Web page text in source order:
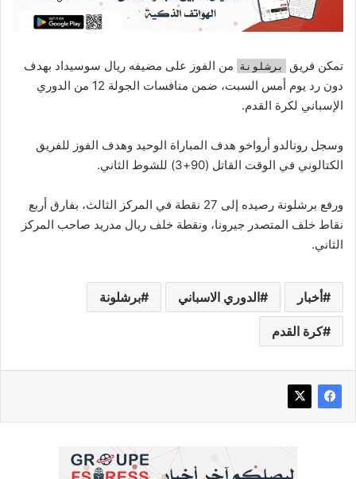
تمكن فريق برشلونة من الفوز على مضيفه ريال سوسيداد بهدف
دون رد يوم أمس السبت، ضمن منافسات الجولة 12 من الدوري
الإسباني لكرة القدم.
وسجل رونالدو أرواخو هدف المباراة الوحيد وهدف الفوز للفريق
الكتالوني في الوقت القاتل (90+3) للشوط الثاني.
ورفع برشلونة رصيده إلى 27 نقطة في المركز الثالث، بفارق أربع
نقاط خلف المتصدر جيرونا، ونقطة خلف ريال مدريد صاحب المركز
الثاني.
أخبار الدوري الاسباني برشلونة
كرة القدم